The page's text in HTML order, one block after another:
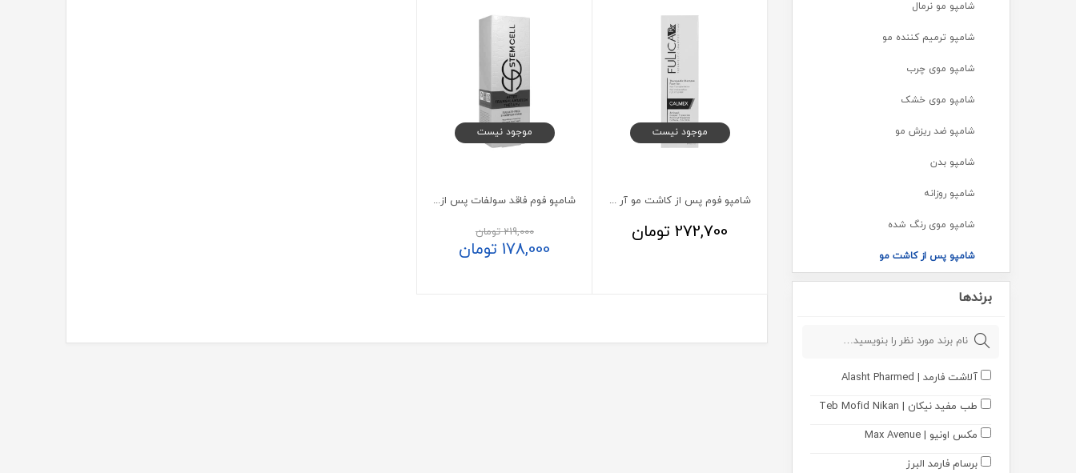
شامپو مو نرمال
شامپو ترمیم کننده مو
شامپو موی چرب
شامپو موی خشک
شامپو ضد ریزش مو
شامپو بدن
شامپو روزانه
شامپو موی رنگ شده
شامپو پس از کاشت مو
پاکسازی و شستشو پوست
برندها
آلاشت فارمد | Alasht Pharmed
طب مفید نیکان | Teb Mofid Nikan
مکس اونیو | Max Avenue
برسام فارمد البرز
موجود نیست
شامپو فوم پس از کاشت مو آر ایکس فولیکا 150 گرم
272,700تومان
موجود نیست
شامپو فوم فاقد سولفات پس از کاشت مو استم سل
219,000تومان
178,000 تومان